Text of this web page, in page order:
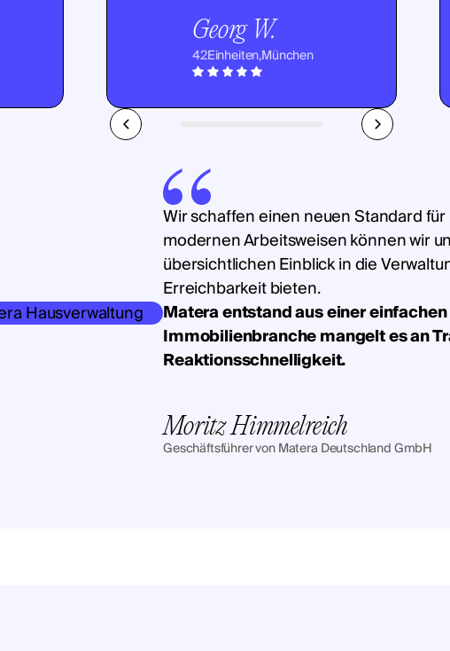
Georg W.
42Einheiten,München
Wir schaffen einen neuen Standard
modernen Arbeitsweisen können wir
übersichtlichen Einblick in die
Erreichbarkeit bieten.
Matera entstand aus einer
Immobilienbranche mangelt es an
Reaktionsschnelligkeit.
Moritz Himmelreich
Geschäftsführer von Matera Deutschland GmbH